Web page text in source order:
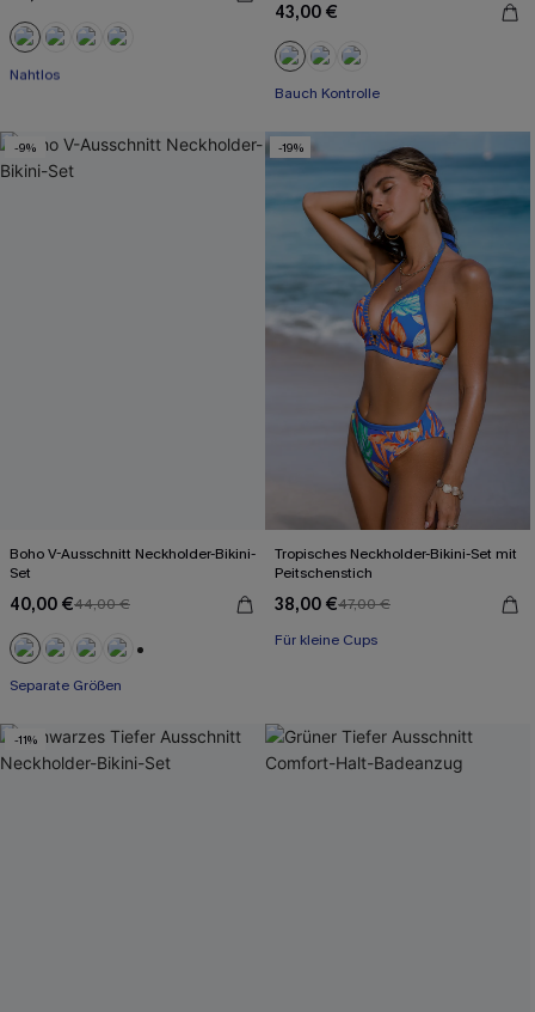
Mit Gratis-Maßband
Nahtlos
43,00 €
Bauch Kontrolle
-9%
Boho V-Ausschnitt Neckholder-Bikini-
Set
40,00 €44,00 €
Separate Größen
-19%
Tropisches Neckholder-Bikini-Set mit
Peitschenstich
38,00 €47,00 €
Für kleine Cups
-11%